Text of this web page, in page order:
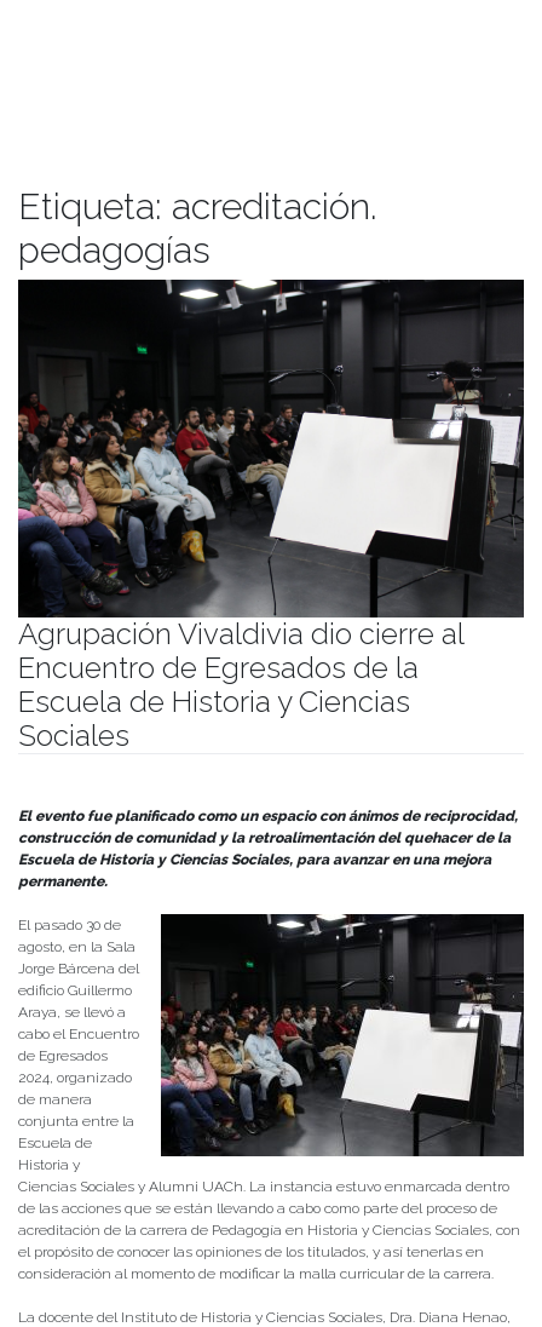
Etiqueta: acreditación.
pedagogías
Agrupación Vivaldivia dio cierre al
Encuentro de Egresados de la
Escuela de Historia y Ciencias
Sociales
El evento fue planificado como un espacio con ánimos de reciprocidad,
construcción de comunidad y la retroalimentación del quehacer de la
Escuela de Historia y Ciencias Sociales, para avanzar en una mejora
permanente.
El pasado 30 de
agosto, en la Sala
Jorge Bárcena del
edificio Guillermo
Araya, se llevó a
cabo el Encuentro
de Egresados
2024, organizado
de manera
conjunta entre la
Escuela de
Historia y
Ciencias Sociales y Alumni UACh. La instancia estuvo enmarcada dentro
de las acciones que se están llevando a cabo como parte del proceso de
acreditación de la carrera de Pedagogía en Historia y Ciencias Sociales, con
el propósito de conocer las opiniones de los titulados, y así tenerlas en
consideración al momento de modificar la malla curricular de la carrera.
La docente del Instituto de Historia y Ciencias Sociales, Dra. Diana Henao,